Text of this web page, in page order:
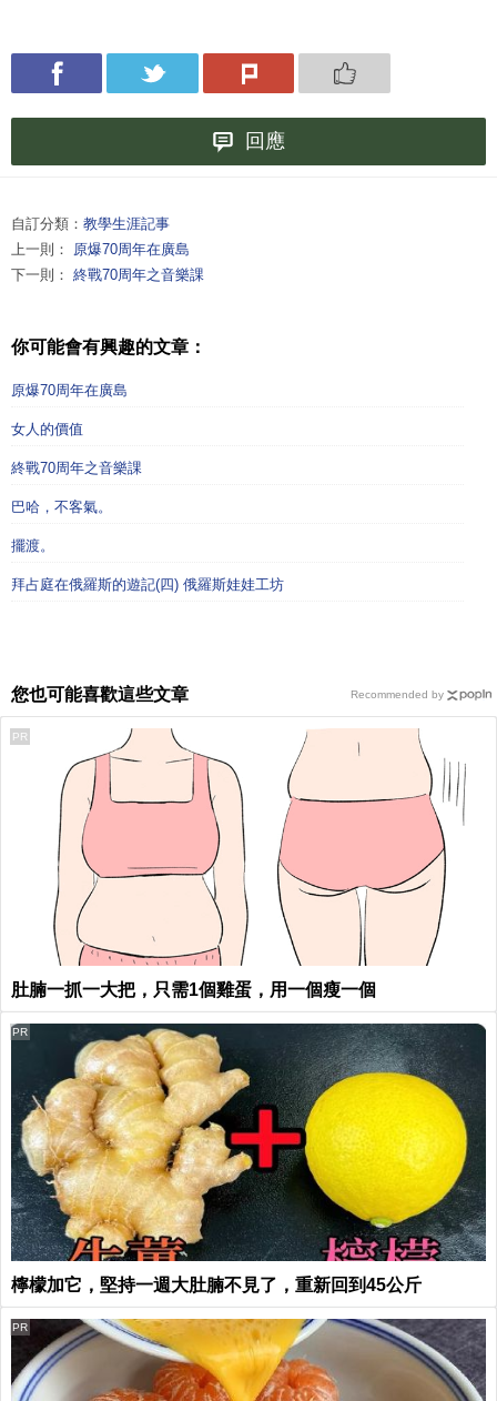
回應
自訂分類： 教學生涯記事
上一則：
原爆70周年在廣島
下一則： 終戰70周年之音樂課
你可能會有興趣的文章：
原爆70周年在廣島
女人的價值
終戰70周年之音樂課
巴哈，不客氣。
擺渡。
拜占庭在俄羅斯的遊記(四) 俄羅斯娃娃工坊
您也可能喜歡這些文章
肚腩一抓一大把，只需1個雞蛋，用一個瘦一個
PR
檸檬加它，堅持一週大肚腩不見了，重新回到45公斤
PR
PR
Recommended by